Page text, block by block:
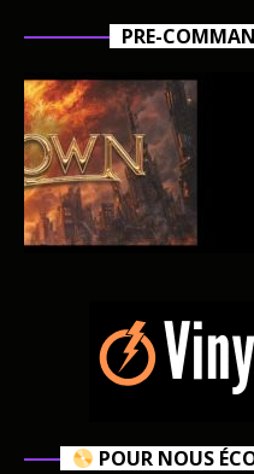
PRE-
POUR NOUS